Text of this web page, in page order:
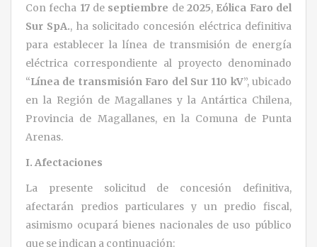
Con fecha 17de septiembre de2025, Eólica Faro del
Sur SpA., ha solicitado concesión eléctrica definitiva
para establecer la línea de transmisión de energía
eléctrica correspondiente al proyecto denominado
“Línea de transmisión Faro del Sur 110 kV”, ubicado
en la Región de Magallanes y la Antártica Chilena,
Provincia de Magallanes, en la Comuna de Punta
Arenas.
I. Afectaciones
La presente solicitud de concesión definitiva,
afectarán predios particulares y un predio fiscal,
asimismo ocupará bienes nacionales de uso público
que se indican a continuación: